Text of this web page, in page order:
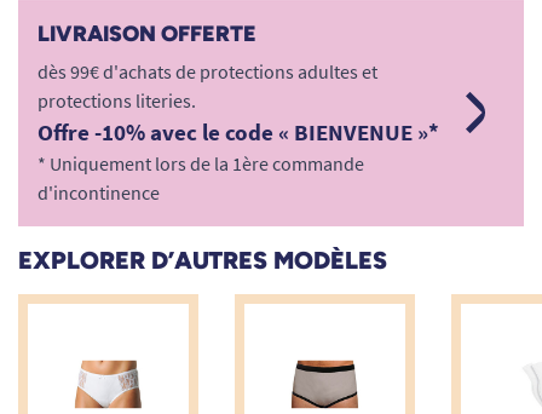
vêtements. Spécialement conçus pour les seniors, les
personnes à mobilité réduite (PMR) ou toute personne
souffrant de fuites urinaires, ces sous-vêtements et slips
intraversables redonnent confiance et autonomie. Découvrez
une gamme experte alliant respect des peaux sensibles, haute
technologie textile (PUL) et préservation de l'environnement.
LIVRAISON OFFERTE
dès 99€ d'achats de protections adultes et
protections literies.
Offre -10% avec le code « BIENVENUE »*
* Uniquement lors de la 1ère commande
d'incontinence
EXPLORER D’AUTRES MODÈLES